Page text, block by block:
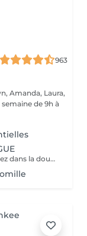
963
Amanda, Laura,
Retrouvez une peau douce et soyeuse Plongez dans la douceur tropicale dIndonésie à travers les notes épicées des huiles essentielles de Girofle et de Muscade. Ce gommage aux effluves chauds et naturels vous transporte tout en exfoliant délicatement votre peau : elle est douce, lumineuse et satinée.